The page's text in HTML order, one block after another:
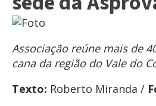
Associação reúne mais de
cana da região do Vale do
Texto: Roberto Miranda /